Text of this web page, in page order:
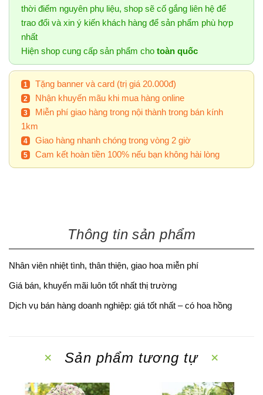
thời điểm nguyên phụ liệu, shop sẽ cố gắng liên hệ để
trao đổi và xin ý kiến khách hàng để sản phẩm phù hợp
nhất
Hiện shop cung cấp sản phẩm cho toàn quốc
Tặng banner và card (trị giá 20.000đ)
Nhận khuyến mãu khi mua hàng online
Miễn phí giao hàng trong nội thành trong bán kính
1km
Giao hàng nhanh chóng trong vòng 2 giờ
Cam kết hoàn tiền 100% nếu bạn không hài lòng
Thông tin sản phẩm
Nhân viên nhiệt tình, thân thiện, giao hoa miễn phí
Giá bán, khuyến mãi luôn tốt nhất thị trường
Dịch vụ bán hàng doanh nghiệp: giá tốt nhất – có hoa hồng
Sản phẩm tương tự